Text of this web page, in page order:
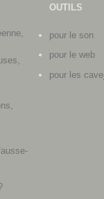
OUTILS
pour le son
pour le web
pour les